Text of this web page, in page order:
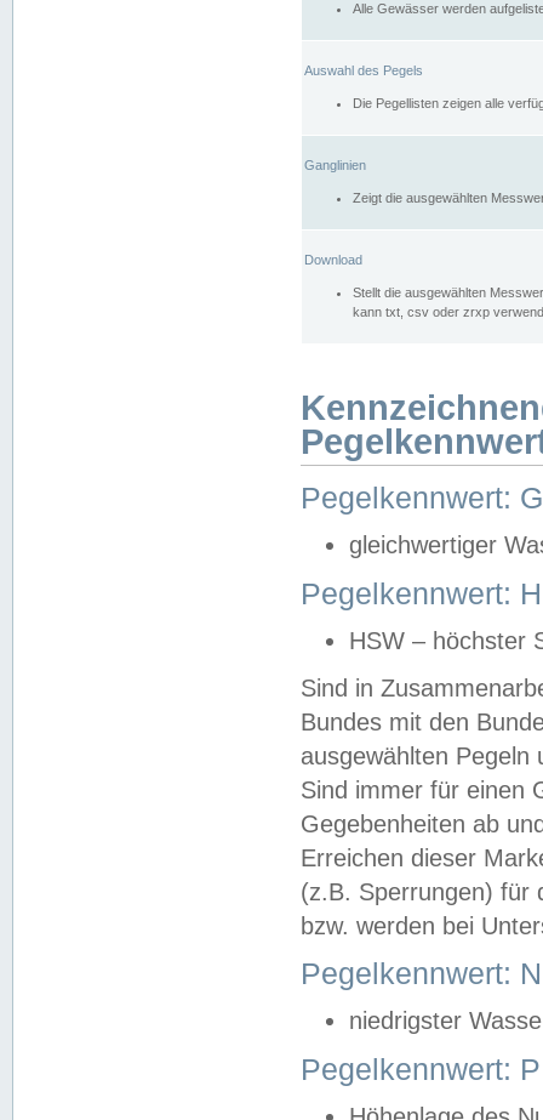
Alle Gewässer werden
Auswahl des Pegels
Die Pegellisten zeigen alle
Ganglinien
Zeigt die ausgewählten
Download
Stellt die ausgewählten
kann txt, csv oder zrxp
Pegelkennwert:
gleichwertiger
Pegelkennwert:
HSW – höchster
Sind in
Bundes mit den
ausgewählten
Sind immer für einen
Gegebenheiten ab
Erreichen dieser
(z.B. Sperrungen) für
bzw. werden bei
Pegelkennwert:
niedrigster
Pegelkennwert: